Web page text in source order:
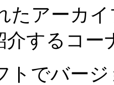
たアーカ
介するコー
でバージ